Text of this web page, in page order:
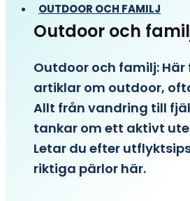
OUTDOOR OCH FAMILJ
Outdoor och
Outdoor och familj:
artiklar om outdoor,
Allt från vandring till
tankar om ett aktivt
Letar du efter
riktiga pärlor här.